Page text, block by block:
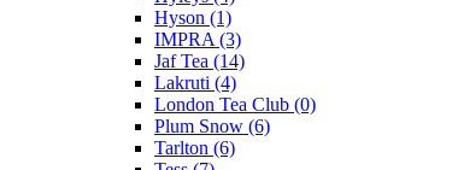
Hyson (1)
IMPRA (3)
Jaf Tea (14)
Lakruti (4)
London Tea Club (0)
Plum Snow (6)
Tarlton (6)